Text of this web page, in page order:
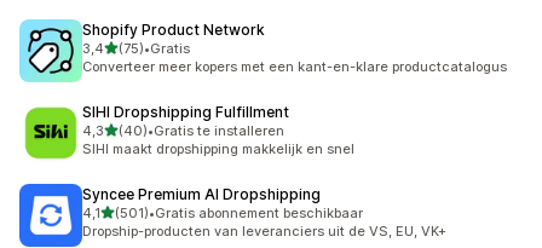
Shopify Product Network
3,4van 5 sterren
(75)
75 recensies in totaal
•Gratis
Converteer meer kopers met een kant-en-klare productcatalogus
SIHI Dropshipping Fulfillment
4,3van 5 sterren
(40)
40 recensies in totaal
•Gratis te installeren
SIHI maakt dropshipping makkelijk en snel
Syncee Premium AI Dropshipping
4,1van 5 sterren
(501)
501 recensies in totaal
•Gratis abonnement beschikbaar
Dropship-producten van leveranciers uit de VS, EU, VK+